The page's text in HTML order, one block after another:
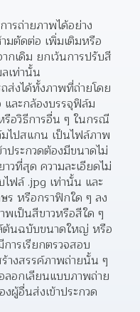
ารถ่ายภาพได้อย่าง
มตัดต่อ เพิ่มเติมหรือ
กเดิม ยกเว้นการปรับสี
เท่านั้น
ส่งได้ทั้งภาพที่ถ่ายโดย
ละกล้องบรรจุฟิล์ม
อวิธีการอื่น ๆ ในกรณี
ไปสแกน เป็นไฟล์ภาพ
ประกวดต้องมีขนาดไม่
วที่สุด ความละเอียดไม่
ฟล์ .jpg เท่านั้น และ
ร หรือกราฟิกใด ๆ ลง
เป็นสีขาวหรือสีใด ๆ
ต้นฉบับขนาดใหญ่ หรือ
รเรียกตรวจสอบ
างสรรค์ภาพถ่ายนั้น ๆ
ลอกเลียนแบบภาพถ่าย
ผู้อื่นส่งเข้าประกวด